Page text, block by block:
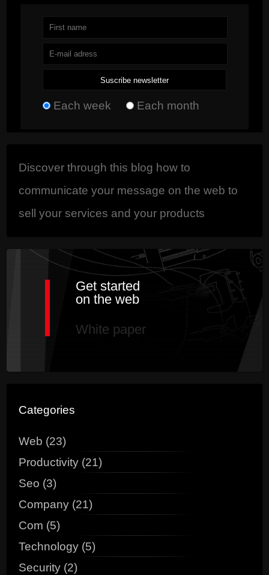
Each week Each month
Discover through this blog how to
communicate your message on the web to
sell your services and your products
Get started
on the web
White paper
Categories
Web (23)
Productivity (21)
Seo (3)
Company (21)
Com (5)
Technology (5)
Security (2)